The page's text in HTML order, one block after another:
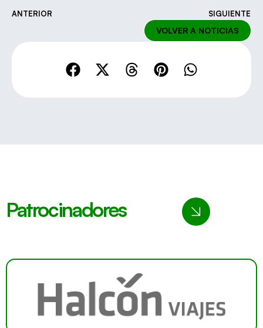
ANTERIOR SIGUIENTE
VOLVER A NOTICIAS
Patrocinadores